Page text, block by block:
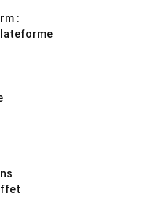
: